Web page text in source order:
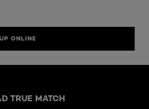
ONLINE
TRUE MATCH